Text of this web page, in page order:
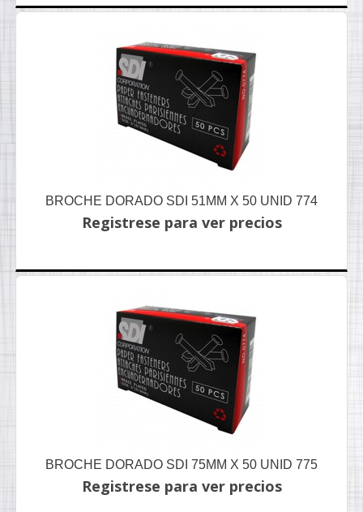
BROCHE DORADO SDI 51MM X 50 UNID 774
Registrese para ver precios
BROCHE DORADO SDI 75MM X 50 UNID 775
Registrese para ver precios